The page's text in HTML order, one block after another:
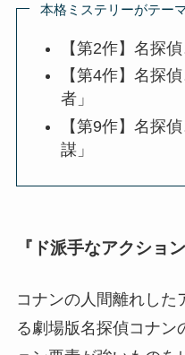
本格ミステリーがテー
【第2作】名探
【第4作】名探
者」
【第9作】名探
謀」
『ド派手なアクショ
コナンの人間離れした
る劇場版名探偵コナン